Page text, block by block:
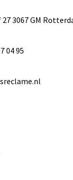
3067 GM
04 95